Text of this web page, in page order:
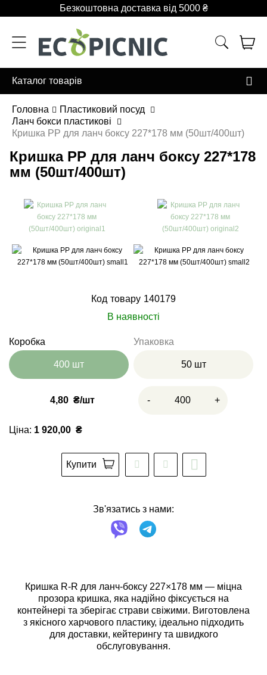
Безкоштовна доставка від 5000 ₴
Каталог товарів
Головна
Пластиковий посуд
Ланч бокси пластикові
Кришка РР для ланч боксу 227*178 мм (50шт/400шт)
Кришка РР для ланч боксу 227*178
мм (50шт/400шт)
Код товару 140179
В наявності
Коробка
400 шт
Упаковка
50 шт
4,80 ₴ - +
Ціна: 1 920,00 ₴
Купити
Зв'язатись з нами:
Кришка R-R для ланч-боксу 227×178 мм — міцна
прозора кришка, яка надійно фіксується на
контейнері та зберігає страви свіжими. Виготовлена
з якісного харчового пластику, ідеально підходить
для доставки, кейтерингу та швидкого
обслуговування.